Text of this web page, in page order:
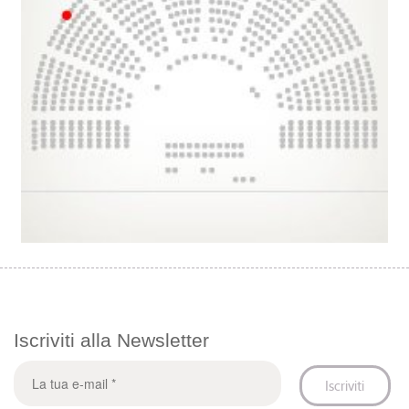
Iscriviti alla Newsletter